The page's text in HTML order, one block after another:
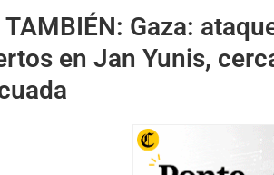
TAMBIÉN: Gaza:
en Jan Yunis,